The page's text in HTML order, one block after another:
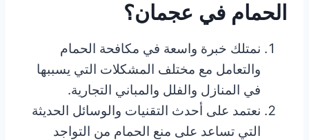
الحمام في عجمان؟
نمتلك خبرة واسعة في مكافحة الحمام
والتعامل مع مختلف المشكلات التي يسببها
في المنازل والفلل والمباني التجارية.
نعتمد على أحدث التقنيات والوسائل الحديثة
التي تساعد على منع الحمام من التواجد